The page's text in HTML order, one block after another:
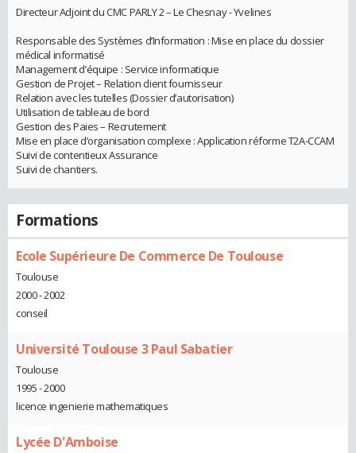
Directeur Adjoint du CMC PARLY 2 – Le Chesnay - Yvelines
Responsable des Systèmes d’Information : Mise en place du dossier
médical informatisé
Management d’équipe : Service informatique
Gestion de Projet – Relation client fournisseur
Relation avec les tutelles (Dossier d’autorisation)
Utilisation de tableau de bord
Gestion des Paies – Recrutement
Mise en place d’organisation complexe : Application réforme T2A-CCAM
Suivi de contentieux Assurance
Suivi de chantiers.
Formations
Ecole Supérieure De Commerce De Toulouse
Toulouse
2000 - 2002
conseil
Université Toulouse 3 Paul Sabatier
Toulouse
1995 - 2000
licence ingenierie mathematiques
Lycée D'Amboise